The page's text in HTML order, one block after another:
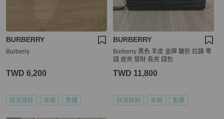
BURBERRY
Burberry
TWD 6,200
狀況良好 本地 免運
BURBERRY
Burberry 黑色 羊皮 金牌 皺折 拉鍊 零
錢 皮夾 發財 長夾 錢包
TWD 11,800
狀況良好 本地 免運